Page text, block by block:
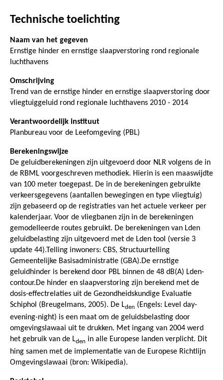
Technische toelichting
Naam van het gegeven
Ernstige hinder en ernstige slaapverstoring rond regionale
luchthavens
Omschrijving
Trend van de ernstige hinder en ernstige slaapverstoring door
vliegtuiggeluid rond regionale luchthavens 2010 - 2014
Verantwoordelijk instituut
Planbureau voor de Leefomgeving (PBL)
Berekeningswijze
De geluidberekeningen zijn uitgevoerd door NLR volgens de in
de RBML voorgeschreven methodiek. Hierin is een maaswijdte
van 100 meter toegepast. De in de berekeningen gebruikte
verkeersgegevens (aantallen bewegingen en type vliegtuig)
zijn gebaseerd op de registraties van het actuele verkeer per
kalenderjaar. Voor de vliegbanen zijn in de berekeningen
gemodelleerde routes gebruikt. De berekeningen van Lden
geluidbelasting zijn uitgevoerd met de Lden tool (versie 3
update 44).Telling inwoners: CBS, Structuurtelling
Gemeentelijke Basisadministratie (GBA).De ernstige
geluidhinder is berekend door PBL binnen de 48 dB(A) Lden-
contour.De hinder en slaapverstoring zijn berekend met de
dosis-effectrelaties uit de Gezondheidskundige Evaluatie
Schiphol (Breugelmans, 2005). De Lden (Engels: Level day-
evening-night) is een maat om de geluidsbelasting door
omgevingslawaai uit te drukken. Met ingang van 2004 werd
het gebruik van de Lden in alle Europese landen verplicht. Dit
hing samen met de implementatie van de Europese Richtlijn
Omgevingslawaai (bron: Wikipedia).